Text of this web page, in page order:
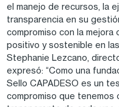
el manejo de recursos, la
transparencia en su
compromiso con la mejora
positivo y sostenible en
Stephanie Lezcano,
expresó: “Como una
Sello CAPADESO es un
compromiso que tenemos